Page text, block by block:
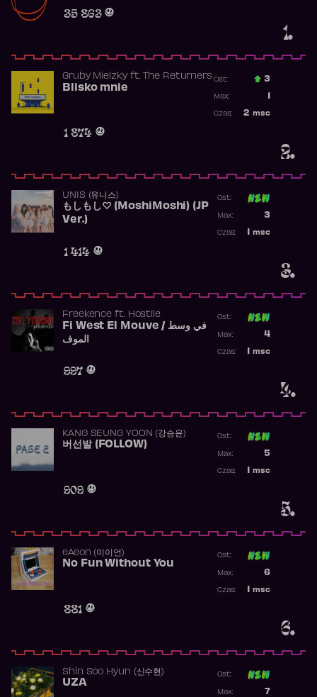
1.
35 863
2.
Gruby Mielzkyft. The Returners
Blisko mnie
1 874
Ost.: 3
Max:
2 msc
Czas:
3.
UNIS (유니스)
もしもし♡ (MoshiMoshi) (JP
Ver.)
1 414
Ost:
3
Max:
msc
Czas:
4.
Freekence ft. Hostile
Fi West El Mouve / في وسط
الموف
997
Ost:
4
Max:
msc
Czas:
5.
KANG SEUNG YOON (강승윤)
버선발 (FOLLOW)
909
Ost:
5
Max:
msc
Czas:
6.
​eAeon (이이언)
No Fun Without You
881
Ost:
6
Max:
msc
Czas:
Shin Soo Hyun (신수현)
UZA
Ost:
7
Max: